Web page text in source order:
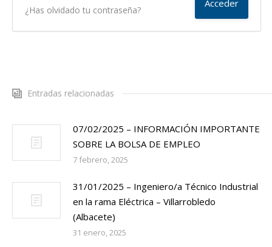
¿Has olvidado tu contraseña?
Entradas relacionadas
07/02/2025 – INFORMACIÓN IMPORTANTE
SOBRE LA BOLSA DE EMPLEO
7 febrero, 2025
31/01/2025 – Ingeniero/a Técnico Industrial
en la rama Eléctrica – Villarrobledo
(Albacete)
31 enero, 2025